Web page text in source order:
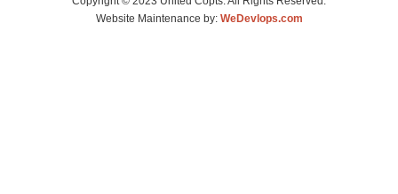
Website Maintenance by: WeDevlops.com